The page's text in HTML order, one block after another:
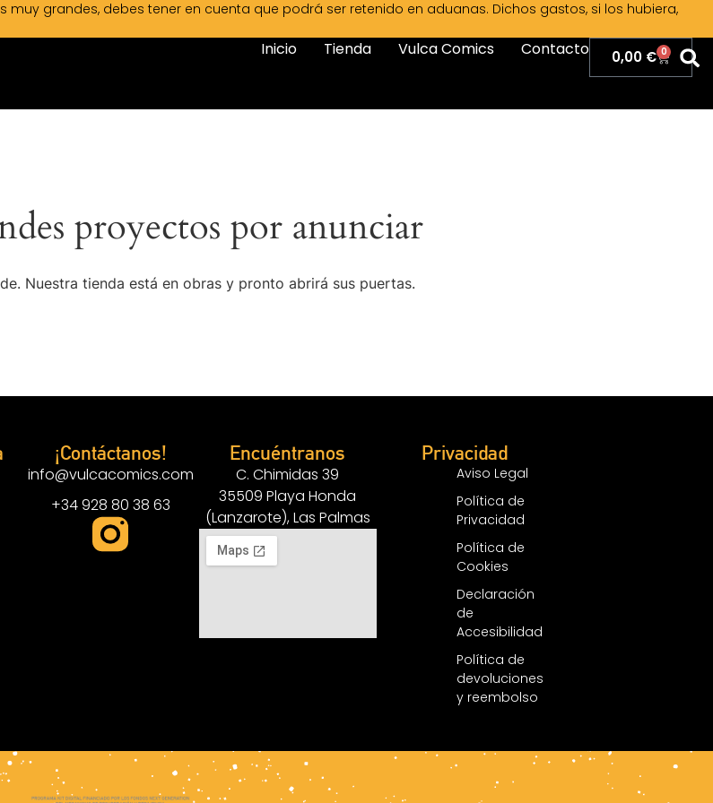
grandes, debes tener en cuenta que podrá ser retenido en aduanas. Dichos gastos, si los hubiera,
Inicio Tienda Vulca Comics Contacto 0,00 € 0
proyectos por anunciar
Nuestra tienda está en obras y pronto abrirá sus puertas.
¡Contáctanos!
info@vulcacomics.com
+34 928 80 38 63
Encuéntranos
C. Chimidas 39
35509 Playa Honda
(Lanzarote), Las Palmas
Privacidad
Aviso Legal
Política de
Privacidad
Política de
Cookies
Declaración
de
Accesibilidad
Política de
devoluciones
y reembolso